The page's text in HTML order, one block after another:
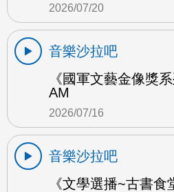
2026/07/20
音樂沙拉吧
《國軍文藝金像獎
AM
2026/07/16
音樂沙拉吧
《文學選播~古書食